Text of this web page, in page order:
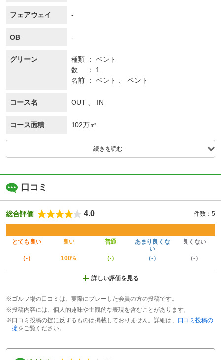
フェアウェイ -
OB -
グリーン 種類
ベント
数
1
名前
ベント 、 ベント
コース名 OUT 、 IN
コース面積 102万㎡
続きを読む
口コミ
総合評価 4.0 件数：5
とても良い 良い 普通
あまり良くな
い
良くない
（-） 100% （-） （-） （-）
詳しい評価を見る
※ゴルフ場の口コミは、実際にプレーした会員の方の投稿です。
※投稿内容には、個人的趣味や主観的な表現を含むことがあります。
※口コミ投稿の掟に反するものは掲載しておりません。詳細は、 口コミ投稿の
掟をご覧ください。